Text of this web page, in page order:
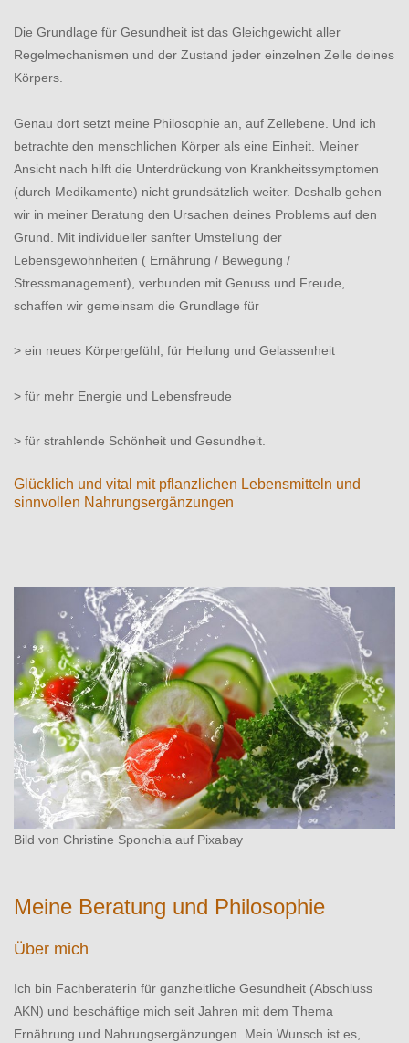
Die Grundlage für Gesundheit ist das Gleichgewicht aller
Regelmechanismen und der Zustand jeder einzelnen Zelle deines
Körpers.
Genau dort setzt meine Philosophie an, auf Zellebene. Und ich
betrachte den menschlichen Körper als eine Einheit. Meiner
Ansicht nach hilft die Unterdrückung von Krankheitssymptomen
(durch Medikamente) nicht grundsätzlich weiter. Deshalb gehen
wir in meiner Beratung den Ursachen deines Problems auf den
Grund. Mit individueller sanfter Umstellung der
Lebensgewohnheiten ( Ernährung / Bewegung /
Stressmanagement), verbunden mit Genuss und Freude,
schaffen wir gemeinsam die Grundlage für
> ein neues Körpergefühl, für Heilung und Gelassenheit
> für mehr Energie und Lebensfreude
> für strahlende Schönheit und Gesundheit.
Glücklich und vital mit pflanzlichen Lebensmitteln und
sinnvollen Nahrungsergänzungen
Bild von Christine Sponchia auf Pixabay
Meine Beratung und Philosophie
Über mich
Ich bin Fachberaterin für ganzheitliche Gesundheit (Abschluss
AKN) und beschäftige mich seit Jahren mit dem Thema
Ernährung und Nahrungsergänzungen. Mein Wunsch ist es,